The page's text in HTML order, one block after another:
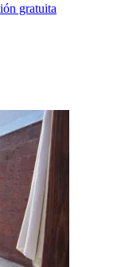
gratuita